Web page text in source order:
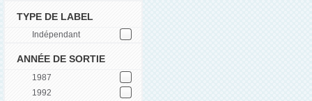
TYPE DE LABEL
Indépendant
ANNÉE DE SORTIE
1987
1992